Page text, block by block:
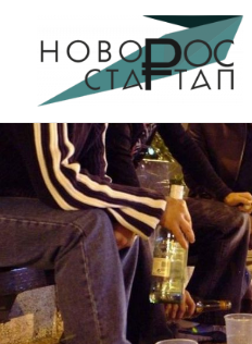
Новорос Стартап